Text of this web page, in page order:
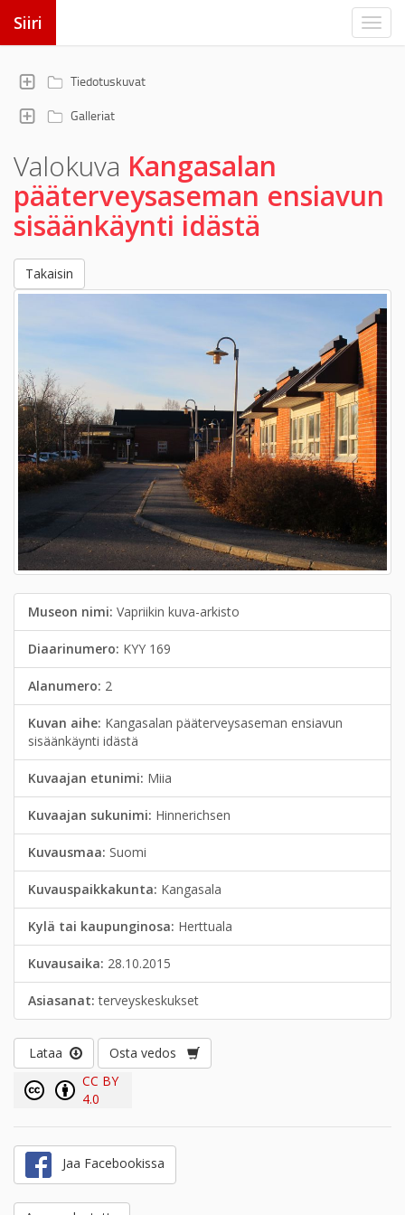
Siiri
Tiedotuskuvat
Galleriat
Valokuva Kangasalan
pääterveysaseman ensiavun
sisäänkäynti idästä
Takaisin
Museon nimi: Vapriikin kuva-arkisto
Diaarinumero: KYY 169
Alanumero: 2
Kuvan aihe: Kangasalan pääterveysaseman ensiavun
sisäänkäynti idästä
Kuvaajan etunimi: Miia
Kuvaajan sukunimi: Hinnerichsen
Kuvausmaa: Suomi
Kuvauspaikkakunta: Kangasala
Kylä tai kaupunginosa: Herttuala
Kuvausaika: 28.10.2015
Asiasanat:terveyskeskukset
Lataa
Osta vedos
CC BY
4.0
Jaa Facebookissa